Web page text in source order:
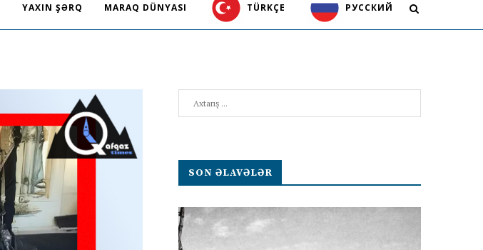
YAXIN ŞƏRQ MARAQ DÜNYASI TÜRKÇE PУССКИЙ
SON ƏLAVƏLƏR